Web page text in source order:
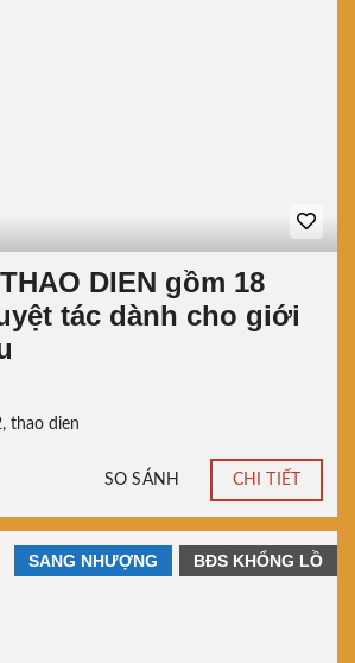
DIEN gồm 18
tác dành cho giới
, thao dien
SO SÁNH CHI TIẾT
BĐS KHỔNG LỒ
SANG NHƯỢNG